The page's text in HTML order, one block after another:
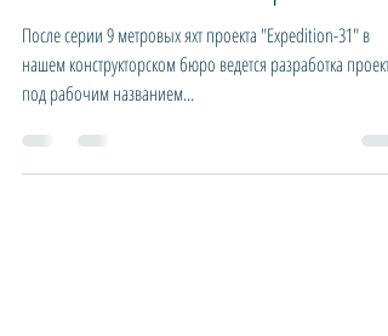
Новость: Разработка новой
алюминиевой яхты Expedition-35
нашем конструкторском бюро ведется разработка проекта
под рабочим названием...